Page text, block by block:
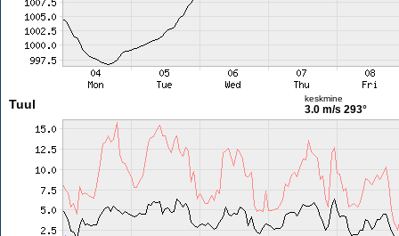
Tuul keskmine
3.0 m/s 293°